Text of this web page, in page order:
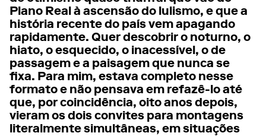
Plano Real à ascensão do lulismo, e que a
história recente do país vem apagando
rapidamente. Quer descobrir o noturno, o
hiato, o esquecido, o inacessível, o de
passagem e a paisagem que nunca se
fixa. Para mim, estava completo nesse
formato e não pensava em refazê-lo até
que, por coincidência, oito anos depois,
vieram os dois convites para montagens
literalmente simultâneas, em situações